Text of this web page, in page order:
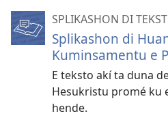
SPLIKASHON DI
Splikashon di
Kuminsamentu e
E teksto akí ta duna
Hesukristu promé ku
hende.